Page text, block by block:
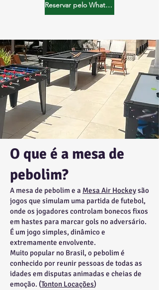
Reservar pelo WhatsApp
O que é a mesa de
pebolim?
A mesa de pebolim e a Mesa Air Hockeysão
jogos que simulam uma partida de futebol,
onde os jogadores controlam bonecos fixos
em hastes para marcar gols no adversário.
É um jogo simples, dinâmico e
extremamente envolvente.
Muito popular no Brasil, o pebolim é
conhecido por reunir pessoas de todas as
idades em disputas animadas e cheias de
emoção. (Tonton Locações)